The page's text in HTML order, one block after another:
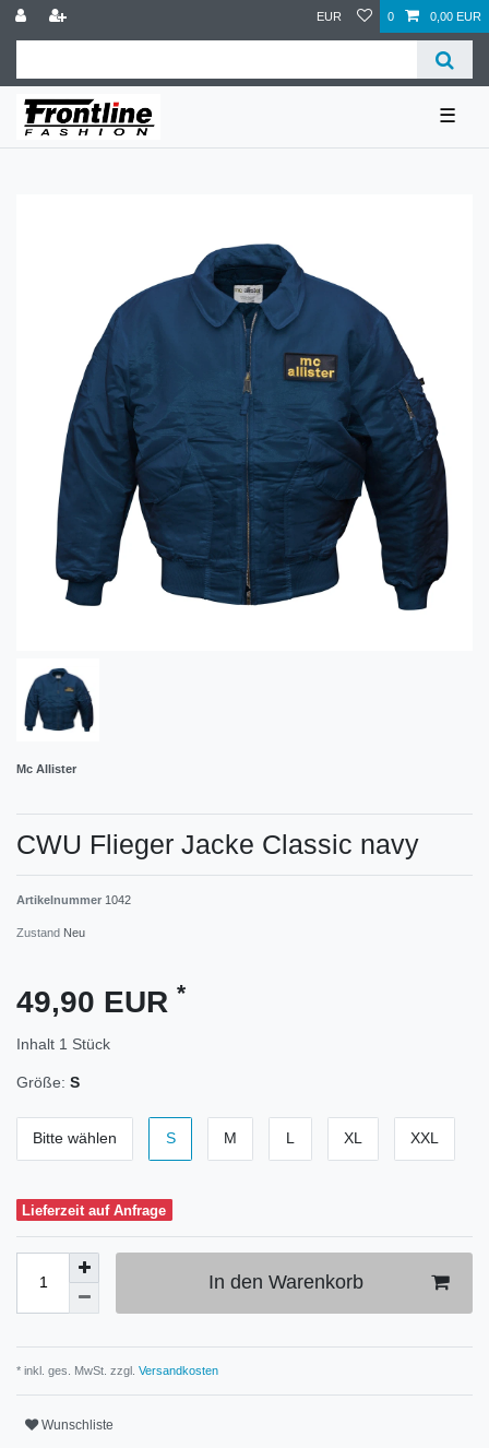
EUR 0 0,00 EUR
☰
Mc Allister
CWU Flieger Jacke Classic navy
Artikelnummer 1042
Zustand Neu
49,90 EUR *
Inhalt 1 Stück
Größe: S
Bitte wählen S M L XL XXL
Lieferzeit auf Anfrage
In den Warenkorb
* inkl. ges. MwSt. zzgl. Versandkosten
Wunschliste